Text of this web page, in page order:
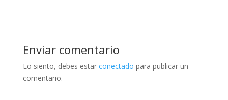
Enviar comentario
Lo siento, debes estar conectado para publicar un
comentario.